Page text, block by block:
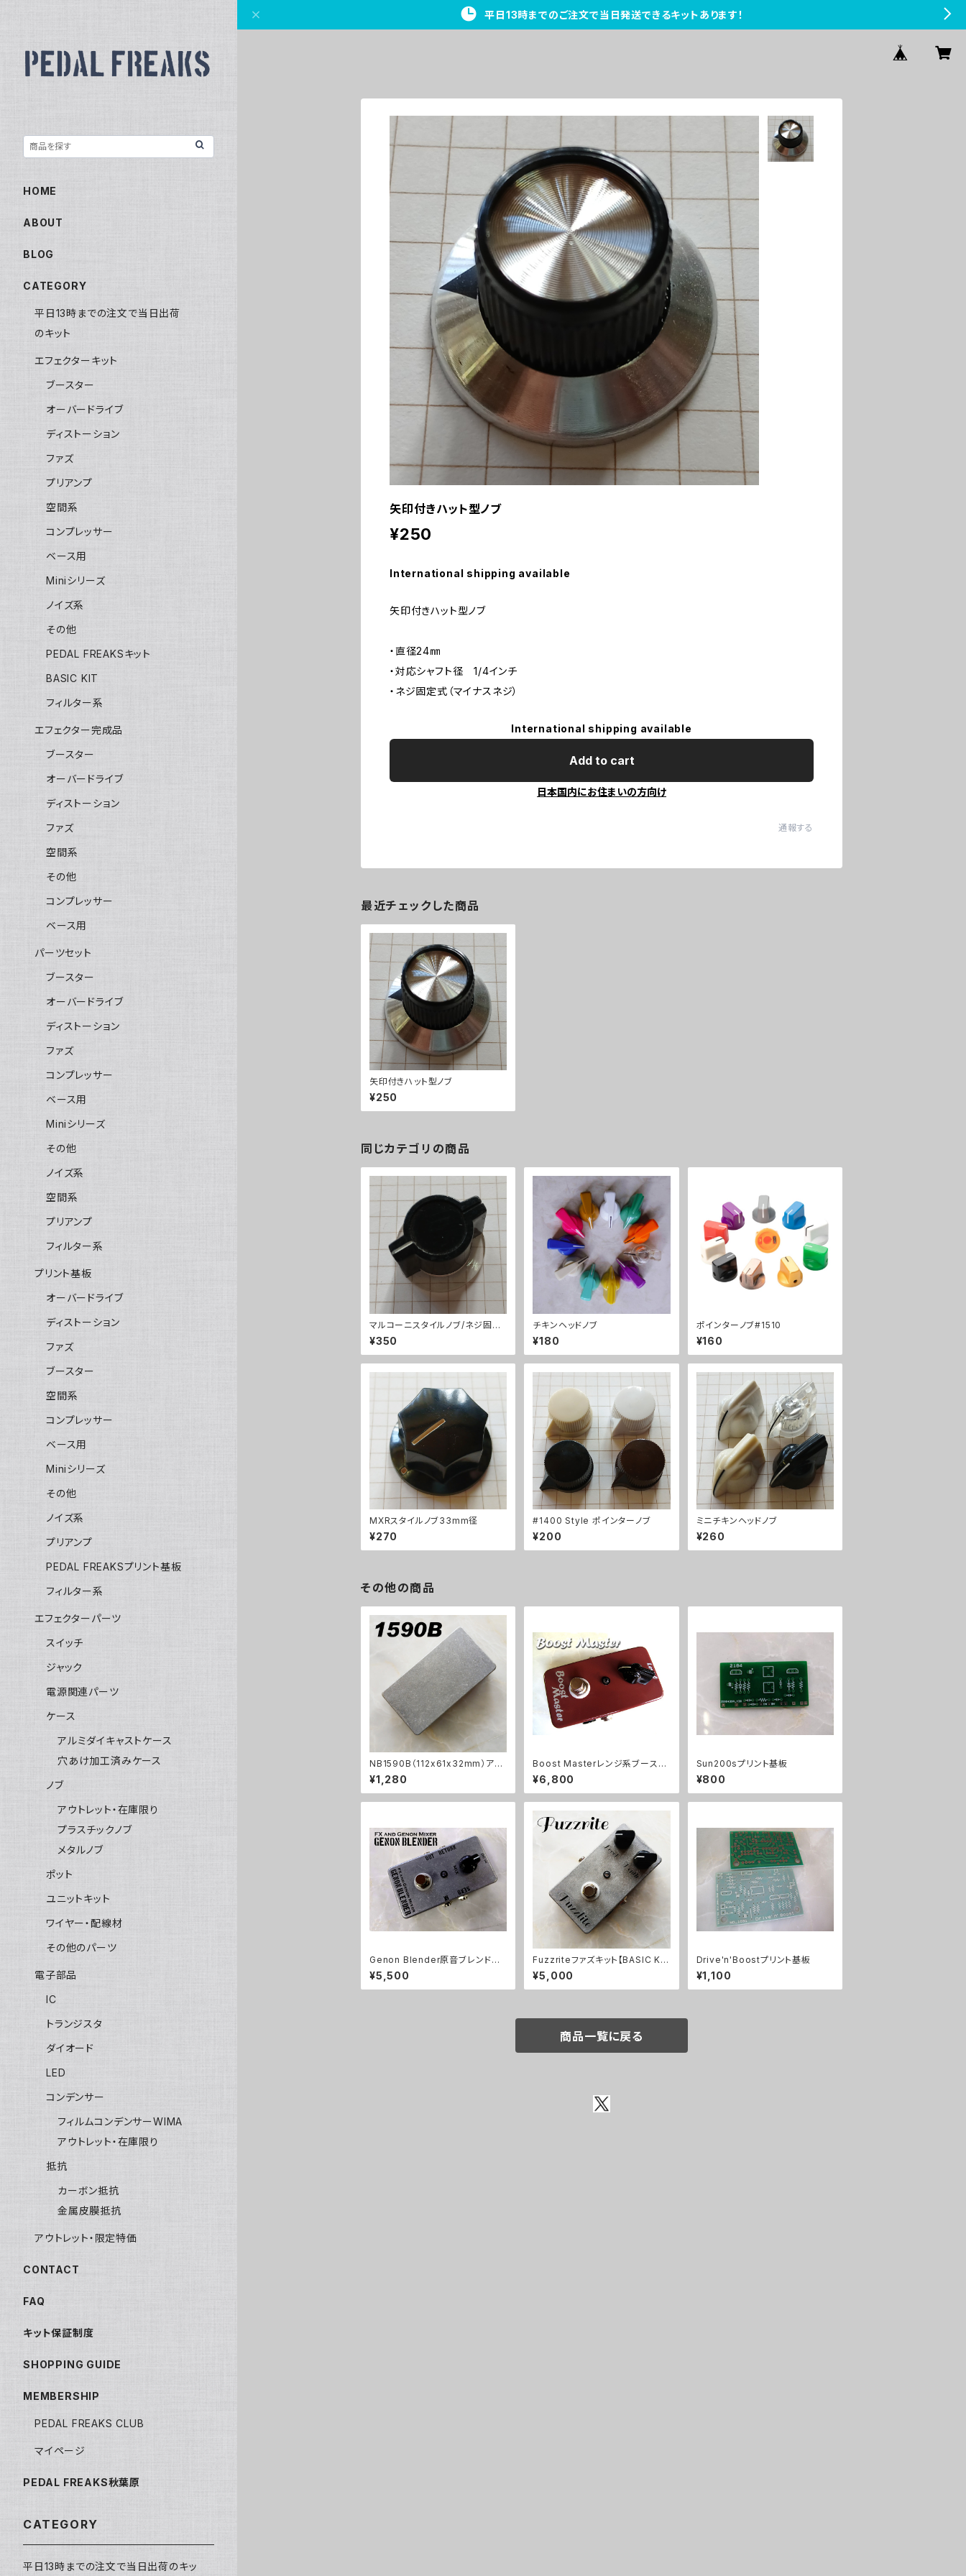
平日13時までのご注文で当日発送できるキットあります！
矢印付きハット型ノブ
¥250
International shipping available
矢印付きハット型ノブ
・直径24㎜
・対応シャフト径 1/4インチ
・ネジ固定式（マイナスネジ）
International shipping available
Add to cart
日本国内にお住まいの方向け
通報する
最近チェックした商品
矢印付きハット型ノブ
¥250
同じカテゴリの商品
マルコーニスタイルノブ/ネジ固定
式
¥350
チキンヘッドノブ
¥180
ポインターノブ#1510
¥160
MXRスタイルノブ33mm径
¥270
#1400 Style ポインターノブ
¥200
ミニチキンヘッドノブ
¥260
その他の商品
NB1590B（112x61x32mm）アル
ミダイキャストケース
¥1,280
Boost Masterレンジ系ブースタ
ーキット【BASIC KIT】
¥6,800
Sun200sプリント基板
¥800
Genon Blender原音ブレンドキ
ット【BASIC KIT】
¥5,500
Fuzzriteファズキット【BASIC KI
T】
¥5,000
Drive'n'Boostプリント基板
¥1,100
商品一覧に戻る
HOME
ABOUT
BLOG
CATEGORY
平日13時までの注文で当日出荷
のキット
エフェクターキット
ブースター
オーバードライブ
ディストーション
ファズ
プリアンプ
空間系
コンプレッサー
ベース用
Miniシリーズ
ノイズ系
その他
PEDAL FREAKSキット
BASIC KIT
フィルター系
エフェクター完成品
ブースター
オーバードライブ
ディストーション
ファズ
空間系
その他
コンプレッサー
ベース用
パーツセット
ブースター
オーバードライブ
ディストーション
ファズ
コンプレッサー
ベース用
Miniシリーズ
その他
ノイズ系
空間系
プリアンプ
フィルター系
プリント基板
オーバードライブ
ディストーション
ファズ
ブースター
空間系
コンプレッサー
ベース用
Miniシリーズ
その他
ノイズ系
プリアンプ
PEDAL FREAKSプリント基板
フィルター系
エフェクターパーツ
スイッチ
ジャック
電源関連パーツ
ケース
アルミダイキャストケース
穴あけ加工済みケース
ノブ
アウトレット・在庫限り
プラスチックノブ
メタルノブ
ポット
ユニットキット
ワイヤー・配線材
その他のパーツ
電子部品
IC
トランジスタ
ダイオード
LED
コンデンサー
フィルムコンデンサーWIMA
アウトレット・在庫限り
抵抗
カーボン抵抗
金属皮膜抵抗
アウトレット・限定特価
CONTACT
FAQ
キット保証制度
SHOPPING GUIDE
MEMBERSHIP
PEDAL FREAKS CLUB
マイページ
PEDAL FREAKS秋葉原
CATEGORY
平日13時までの注文で当日出荷のキッ